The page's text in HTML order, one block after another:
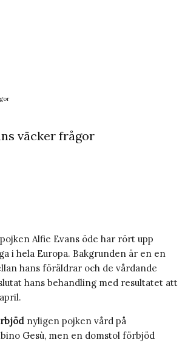
väcker frågor
pojken Alfie Evans öde har rört upp
i hela Europa. Bakgrunden är en en
hans föräldrar och de vårdande
hans behandling med resultatet att
nyligen pojken vård på
Gesù, men en domstol förbjöd